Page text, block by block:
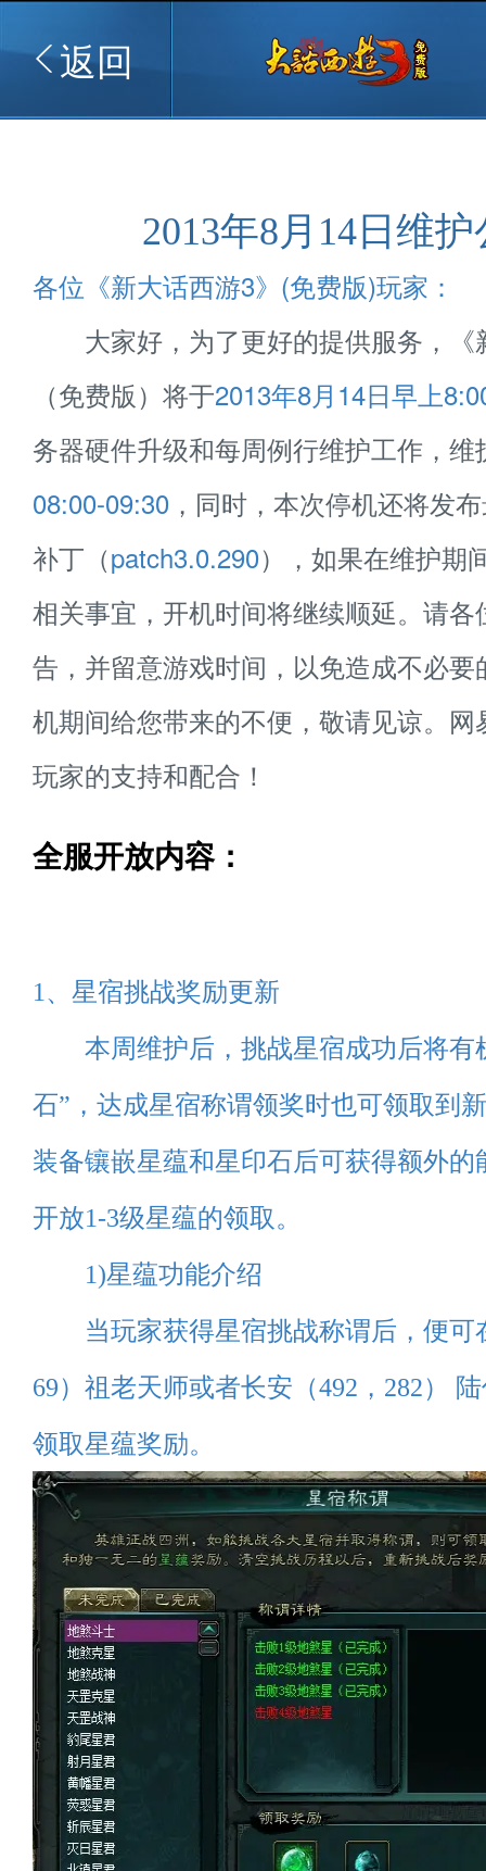
返回
2013年8月14日维
各位《新大话西游3》(免费版)玩家：
大家好，为了更好的提供服务，《
（免费版）将于2013年8月14日早上
务器硬件升级和每周例行维护工作，维
08:00-09:30 ，同时，本次停机还将发
补丁（patch3.0.290），如果在维护期
相关事宜，开机时间将继续顺延。请各
告，并留意游戏时间，以免造成不必
机期间给您带来的不便，敬请见谅。
玩家的支持和配合！
全服开放内容：
1、星宿挑战奖励更新
本周维护后，挑战星宿成功后将有
石”，达成星宿称谓领奖时也可领取到
装备镶嵌星蕴和星印石后可获得额外的
开放1-3级星蕴的领取。
1)星蕴功能介绍
当玩家获得星宿挑战称谓后，便可
69）祖老天师或者长安（492，282）
领取星蕴奖励。